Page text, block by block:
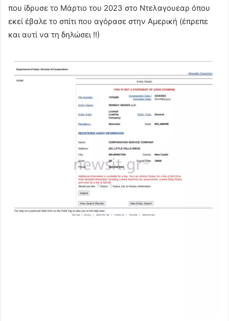
που ίδρυσε το Μάρτιο του 2023 στο Ντελαγουεαρ όπου
εκεί έβαλε το σπίτι που αγόρασε στην Αμερική (έπρεπε
και αυτί να τη δηλώσει !!)